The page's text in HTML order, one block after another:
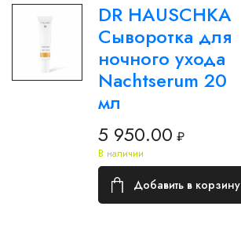
DR HAUSCHKA
Сыворотка для
ночного ухода
Nachtserum 20
мл
5 950.00 ₽
В наличии
Добавить в корзину